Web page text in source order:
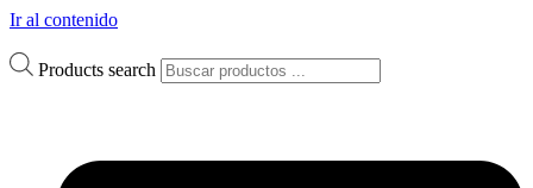
Ir al contenido
Products search